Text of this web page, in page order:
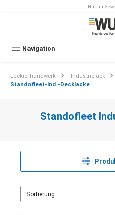
Nur für
Navigation
Lackierhandwerk Industrielack
Standofleet-Ind.-Decklacke
Standofleet